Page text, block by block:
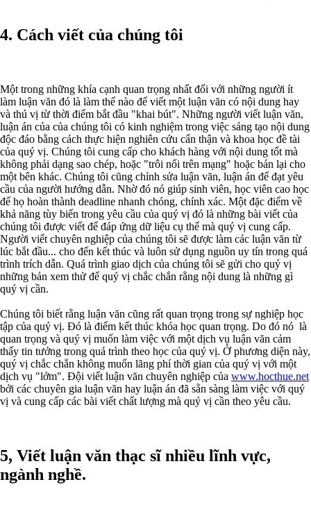
4. Cách viết của chúng tôi
Một trong những khía cạnh quan trọng nhất đối với những người ít
làm luận văn đó là làm thế nào để viết một luận văn có nội dung hay
và thú vị từ thời điểm bắt đầu "khai bút". Những người viết luận văn,
luận án của của chúng tôi có kinh nghiệm trong việc sáng tạo nội dung
độc đáo bằng cách thực hiện nghiên cứu cẩn thận và khoa học đề tài
của quý vị. Chúng tôi cung cấp cho khách hàng với nội dung tốt mà
không phải dạng sao chép, hoặc "trôi nổi trên mạng" hoặc bán lại cho
một bên khác. Chúng tôi cũng chỉnh sửa luận văn, luận án để đạt yêu
cầu của người hướng dẫn. Nhờ đó nó giúp sinh viên, học viên cao học
để họ hoàn thành deadline nhanh chóng, chính xác. Một đặc điểm về
khả năng tùy biến trong yêu cầu của quý vị đó là những bài viết của
chúng tôi được viết để đáp ứng dữ liệu cụ thể mà quý vị cung cấp.
Người viết chuyên nghiệp của chúng tôi sẽ được làm các luận văn từ
lúc bắt đầu... cho đến kết thúc và luôn sử dụng nguồn uy tín trong quá
trình trích dẫn. Quá trình giao dịch của chúng tôi sẽ gửi cho quý vị
những bản xem thử để quý vị chắc chắn rằng nội dung là những gì
quý vị cần.
Chúng tôi biết rằng luận văn cũng rất quan trọng trong sự nghiệp học
tập của quý vị. Đó là điểm kết thúc khóa học quan trọng. Do đó nó là
quan trọng và quý vị muốn làm việc với một dịch vụ luận văn cảm
thấy tin tưởng trong quá trình theo học của quý vị. Ở phương diện này,
quý vị chắc chắn không muốn lãng phí thời gian của quý vị với một
dịch vụ "lởm". Đội viết luận văn chuyên nghiệp của www.hocthue.net
bởi các chuyên gia luận văn hay luận án đã sẵn sàng làm việc với quý
vị và cung cấp các bài viết chất lượng mà quý vị cần theo yêu cầu.
5, Viết luận văn thạc sĩ nhiều lĩnh vực,
ngành nghề.